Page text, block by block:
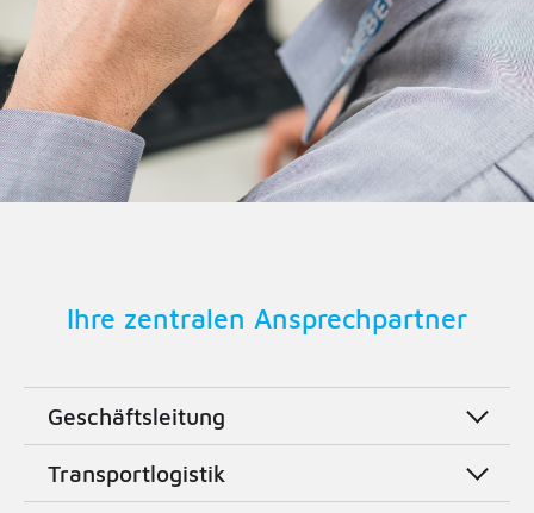
Ihre zentralen Ansprechpartner
Geschäftsleitung
Transportlogistik